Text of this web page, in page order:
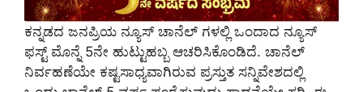
ಕನ್ನಡದ ಜನಪ್ರಿಯ ನ್ಯೂಸ್‌ ಚಾನೆಲ್‌ ಗಳಲ್ಲಿ ಒಂದಾದ ನ್ಯೂಸ್‌
ಫಸ್ಟ್‌ ಮೊನ್ನೆ 5ನೇ ಹುಟ್ಟುಹಬ್ಬ ಆಚರಿಸಿಕೊಂಡಿದೆ. ಚಾನೆಲ್‌
ನಿರ್ವಹಣೆಯೇ ಕಷ್ಟಸಾಧ್ಯವಾಗಿರುವ ಪ್ರಸ್ತುತ ಸನ್ನಿವೇಶದಲ್ಲಿ